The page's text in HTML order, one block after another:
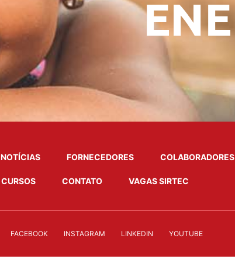
NOTÍCIAS FORNECEDORES COLABORADORES
CURSOS CONTATO VAGAS SIRTEC
FACEBOOK INSTAGRAM LINKEDIN YOUTUBE